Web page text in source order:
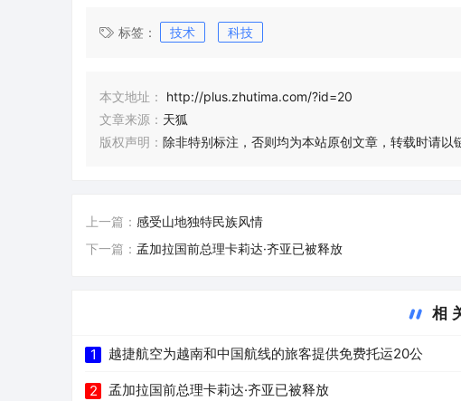
标签： 技术 科技
本文地址：
http://plus.zhutima.com/?id=20
文章来源： 天狐
版权声明： 除非特别标注，否则均为本站原创文章，转载时请以
上一篇： 感受山地独特民族风情
下一篇： 孟加拉国前总理卡莉达·齐亚已被释放
相
1 越捷航空为越南和中国航线的旅客提供免费托运20公
2 孟加拉国前总理卡莉达·齐亚已被释放